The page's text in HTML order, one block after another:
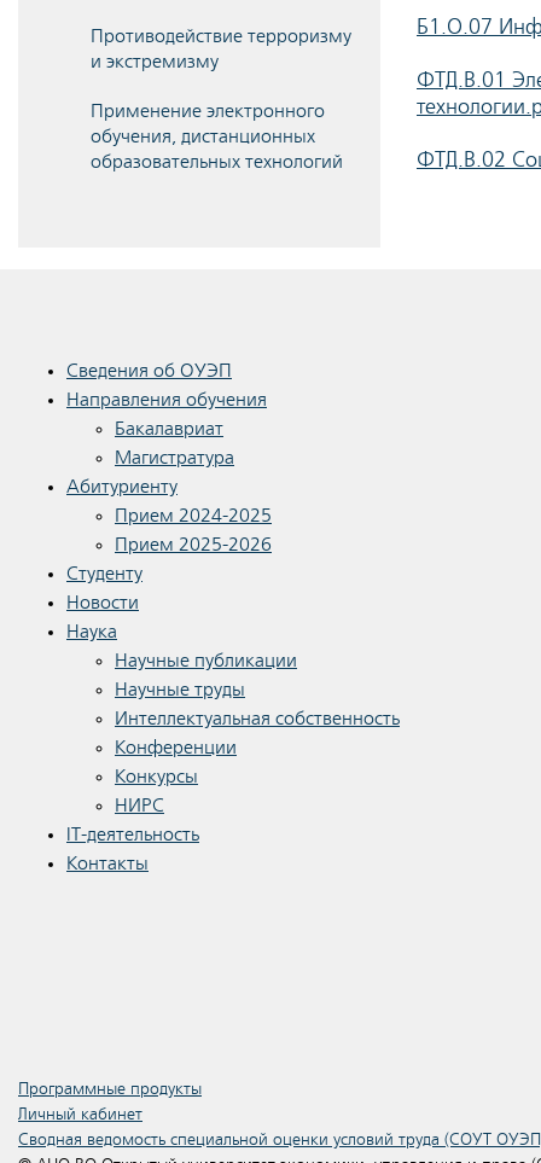
Противодействие терроризму
и экстремизму
Применение электронного
обучения, дистанционных
образовательных технологий
Б1.О.07
ФТД.В.01
ФТД.В.02
Сведения об ОУЭП
Направления обучения
Бакалавриат
Магистратура
Абитуриенту
Прием 2024-2025
Прием 2025-2026
Студенту
Новости
Наука
Научные публикации
Научные труды
Интеллектуальная собственность
Конференции
Конкурсы
НИРС
IT-деятельность
Контакты
Программные продукты
Личный кабинет
Сводная ведомость специальной оценки условий труда (СОУТ